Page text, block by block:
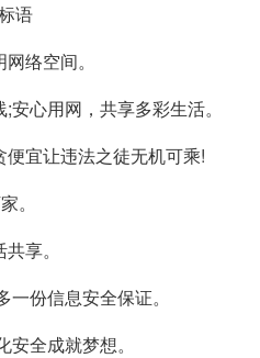
语
络空间。
心用网，共享多彩生活。
宜让违法之徒无机可乘!
。
享。
份信息安全保证。
全成就梦想。